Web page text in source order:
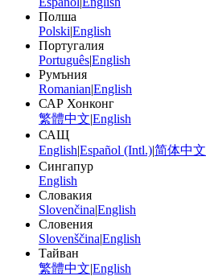
Полша
Polski|English
Португалия
Português|English
Румъния
Romanian|English
САР Хонконг
繁體中文|English
САЩ
English|Español (Intl.)|简体中文
Сингапур
English
Словакия
Slovenčina|English
Словения
Slovenščina|English
Тайван
繁體中文|English